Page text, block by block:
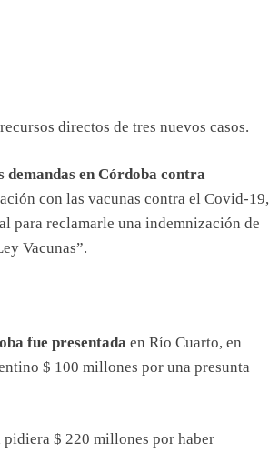
directos de tres nuevos casos.
demandas en Córdoba contra
con las vacunas contra el Covid-19,
para reclamarle una indemnización de
Vacunas”.
fue presentada en Río Cuarto, en
$ 100 millones por una presunta
pidiera $ 220 millones por haber